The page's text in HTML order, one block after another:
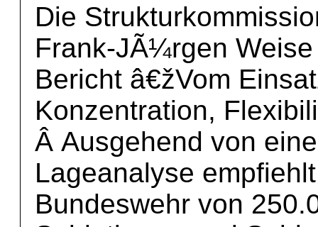
Die
Frank-JÃ¼rgen
Bericht â€žVom
Konzentration,
Â Ausgehend von
Lageanalyse
Bundeswehr von